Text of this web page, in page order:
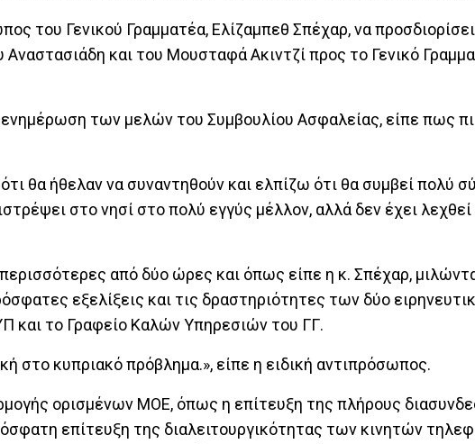
του Γενικού Γραμματέα, Ελίζαμπεθ Σπέχαρ, να
και του Μουσταφά Ακιντζί προς το Γενικό
των μελών του Συμβουλίου Ασφαλείας, είπε πως
θα ήθελαν να συναντηθούν και ελπίζω ότι θα συμβεί πολύ
στο νησί στο πολύ εγγύς μέλλον, αλλά δεν έχει
από δύο ώρες και όπως είπε η κ. Σπέχαρ,
εξελίξεις και τις δραστηριότητες των δύο
και το Γραφείο Καλών Υπηρεσιών του ΓΓ.
στο κυπριακό πρόβλημα.», είπε η ειδική αντιπρόσωπος.
ορισμένων ΜΟΕ, όπως η επίτευξη της πλήρους
επίτευξη της διαλειτουργικότητας των κινητών